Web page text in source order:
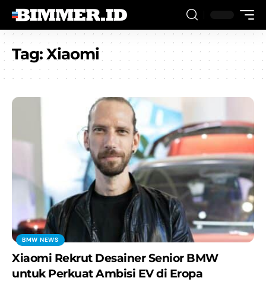
Tag:Xiaomi
BMW NEWS
Xiaomi Rekrut Desainer Senior BMW
untuk Perkuat Ambisi EV di Eropa